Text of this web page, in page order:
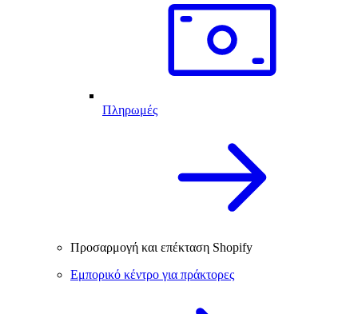
Πληρωμές
Προσαρμογή και επέκταση Shopify
Εμπορικό κέντρο για πράκτορες